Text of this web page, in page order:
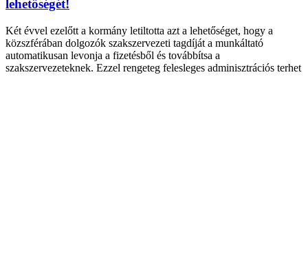
lehetőségét!
Két évvel ezelőtt a kormány letiltotta azt a lehetőséget, hogy a
közszférában dolgozók szakszervezeti tagdíját a munkáltató
automatikusan levonja a fizetésből és továbbítsa a
szakszervezeteknek. Ezzel rengeteg felesleges adminisztrációs terhet